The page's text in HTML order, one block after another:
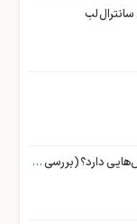
لب
جراحی زیبایی صورت چیست و چه روش‌هایی دارد؟ (بررسی تخصصی)